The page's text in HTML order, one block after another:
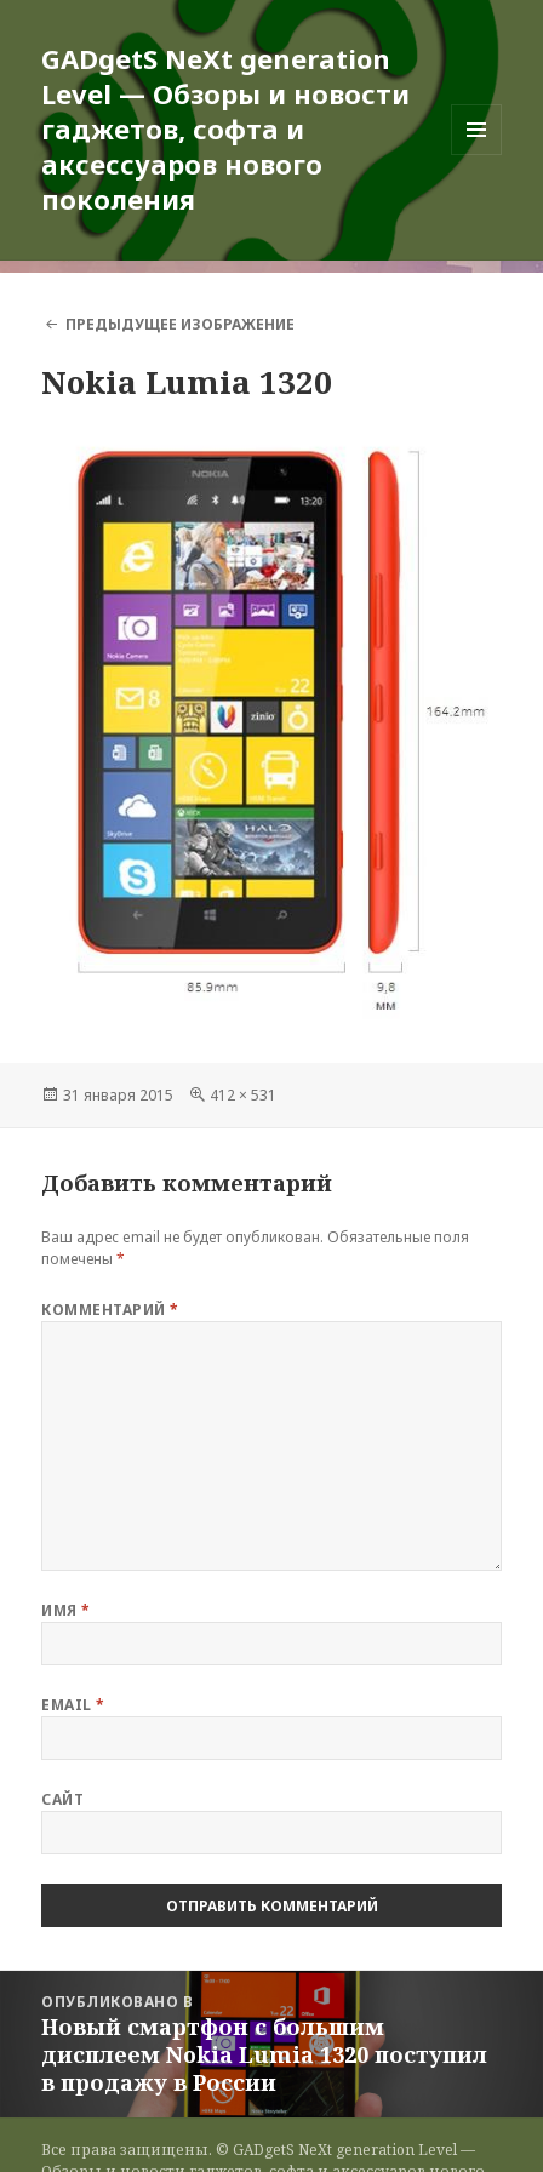
GADgetS NeXt generation
Level — Обзоры и новости
гаджетов, софта и
аксессуаров нового
поколения
МЕНЮ
ПРЕДЫДУЩЕЕ ИЗОБРАЖЕНИЕ
Nokia Lumia 1320
Опубликовано
31 января 2015
Полный
412 × 531
Добавить комментарий
Ваш адрес email не будет опубликован. Обязательные поля
помечены*
КОММЕНТАРИЙ*
ИМЯ*
EMAIL*
САЙТ
записям
ОПУБЛИКОВАНО В
Новый смартфон с большим
дисплеем Nokia Lumia 1320 поступил
в продажу в России
Все права защищены. © GADgetS NeXt generation Level —